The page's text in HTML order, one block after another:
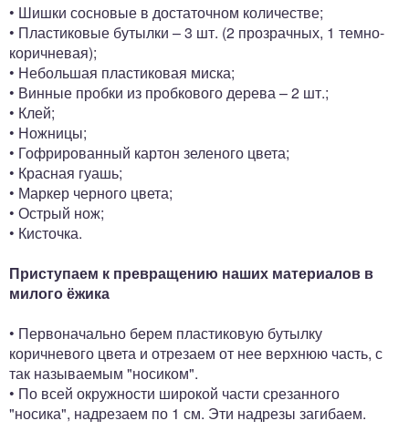
• Шишки сосновые в достаточном количестве;
• Пластиковые бутылки – 3 шт. (2 прозрачных, 1 темно-
коричневая);
• Небольшая пластиковая миска;
• Винные пробки из пробкового дерева – 2 шт.;
• Клей;
• Ножницы;
• Гофрированный картон зеленого цвета;
• Красная гуашь;
• Маркер черного цвета;
• Острый нож;
• Кисточка.
Приступаем к превращению наших материалов в
милого ёжика
• Первоначально берем пластиковую бутылку
коричневого цвета и отрезаем от нее верхнюю часть, с
так называемым "носиком".
• По всей окружности широкой части срезанного
"носика", надрезаем по 1 см. Эти надрезы загибаем.